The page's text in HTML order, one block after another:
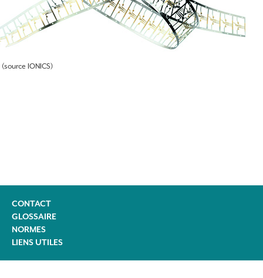
(source IONICS)
CONTACT
GLOSSAIRE
NORMES
LIENS UTILES